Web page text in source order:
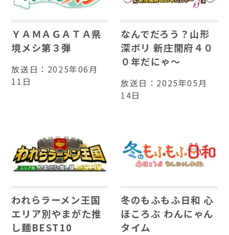
ＹＡＭＡＧＡＴＡ県
境メシ第３弾
放送日： 2025年06月
11日
なんでだろう？山形
深ボリ 新庄開府４０
０年だにゃ～
放送日： 2025年05月
14日
われらラーメン王国
エリア別やまがた推
し麺BEST10
冬のもふもふ日和 心
ほころぶ わんにゃん
タイム